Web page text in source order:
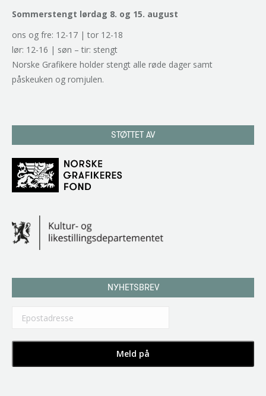
Sommerstengt lørdag 8. og 15. august
ons og fre: 12-17 | tor 12-18
lør: 12-16 | søn – tir: stengt
Norske Grafikere holder stengt alle røde dager samt
påskeuken og romjulen.
STØTTET AV
NYHETSBREV